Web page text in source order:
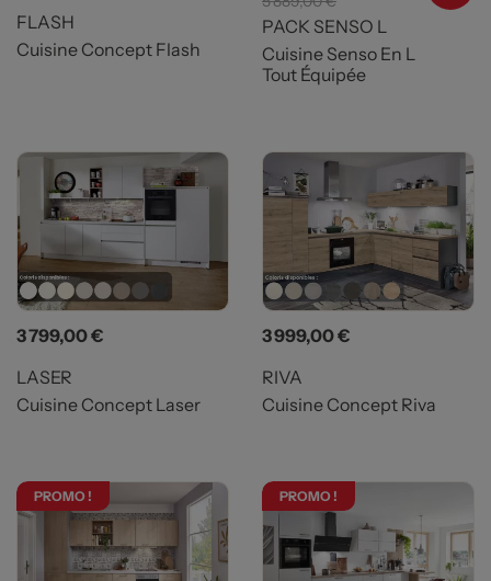
FLASH
Cuisine Concept Flash
PACK SENSO L
Cuisine Senso En L
Tout Équipée
Prix
3 799,00 €
LASER
Cuisine Concept Laser
Prix
3 999,00 €
RIVA
Cuisine Concept Riva
PROMO ! PROMO !